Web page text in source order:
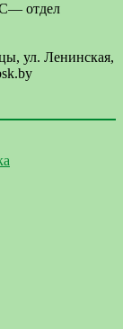
отдел
ул. Ленинская,